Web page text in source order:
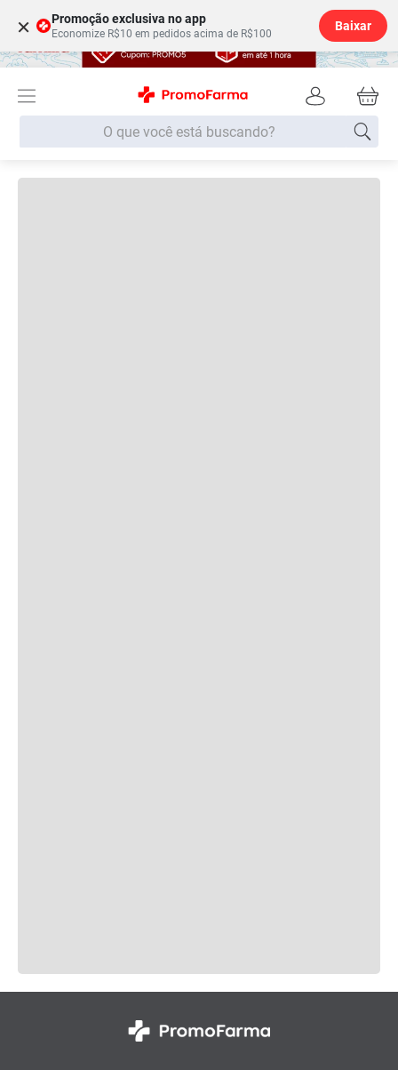
× Promoção exclusiva no app
Economize R$10 em pedidos acima de R$100
Baixar
O que você está buscando?